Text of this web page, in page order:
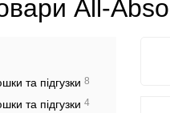
All-
та підгузки 8
та підгузки 4